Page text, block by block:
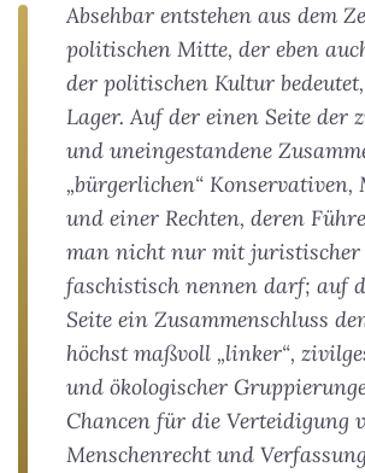
Absehbar entstehen aus dem
politischen Mitte, der eben
der politischen Kultur
Lager. Auf der einen Seite der
und uneingestandene
„bürgerlichen“
und einer Rechten, deren
man nicht nur mit juristischer
faschistisch nennen darf; auf
Seite ein Zusammenschluss
höchst maßvoll „linker“,
und ökologischer
Chancen für die Verteidigung
Menschenrecht und